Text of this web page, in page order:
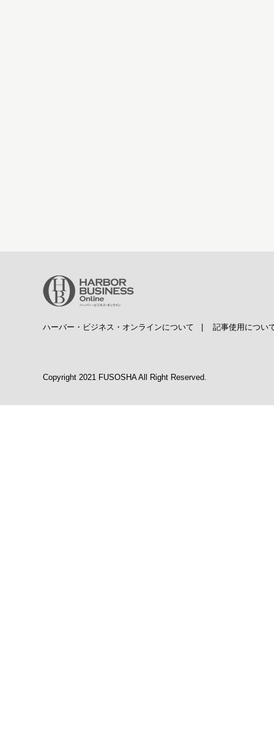
ハーバー・ビジネス・オンラインについて | 記事使用につい
Copyright 2021 FUSOSHA All Right Reserved.